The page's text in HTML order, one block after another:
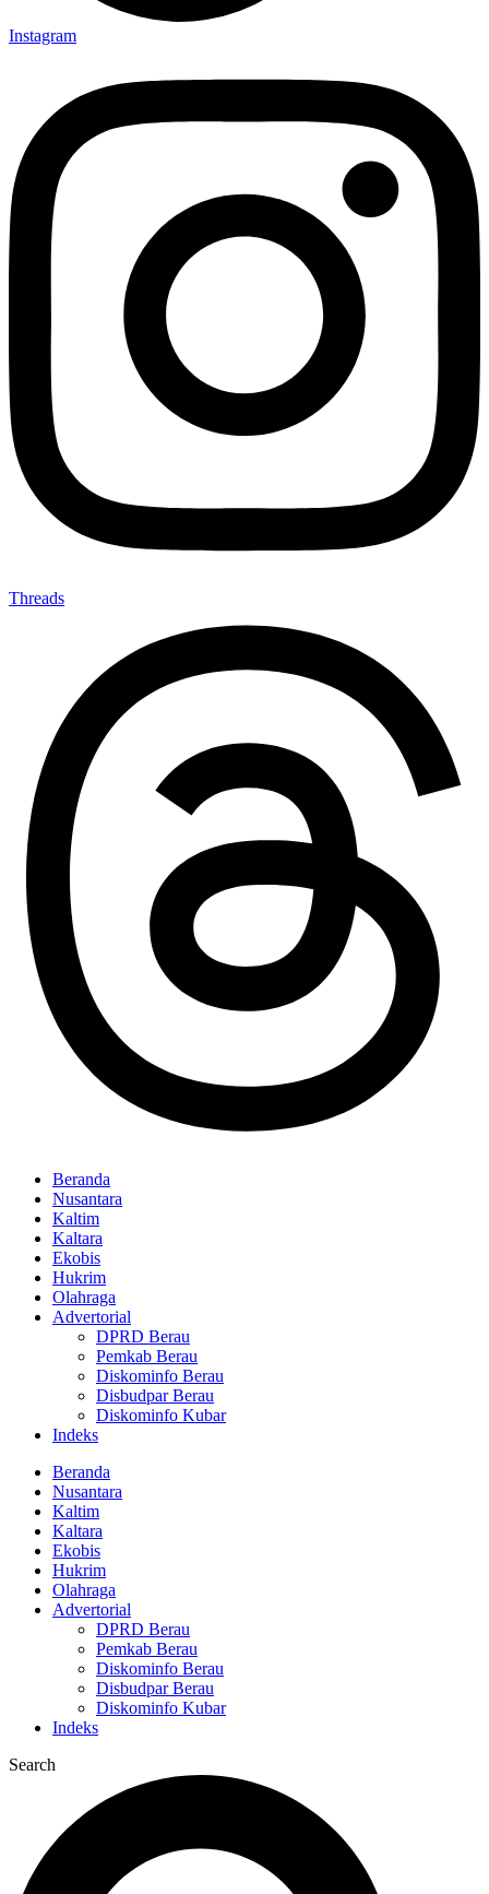
Instagram
Threads
Beranda
Nusantara
Kaltim
Kaltara
Ekobis
Hukrim
Olahraga
Advertorial
DPRD Berau
Pemkab Berau
Diskominfo Berau
Disbudpar Berau
Diskominfo Kubar
Indeks
Beranda
Nusantara
Kaltim
Kaltara
Ekobis
Hukrim
Olahraga
Advertorial
DPRD Berau
Pemkab Berau
Diskominfo Berau
Disbudpar Berau
Diskominfo Kubar
Indeks
Search